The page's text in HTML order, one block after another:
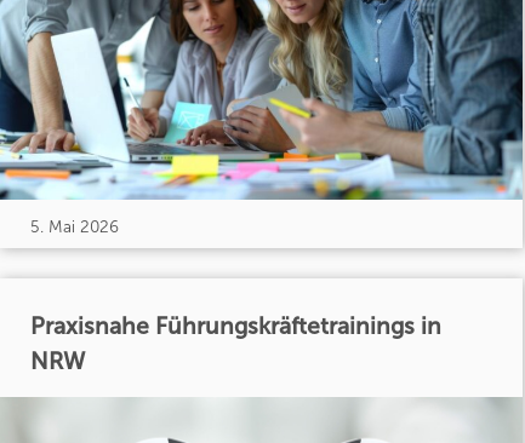
5. Mai 2026
Praxisnahe Führungskräftetrainings in
NRW